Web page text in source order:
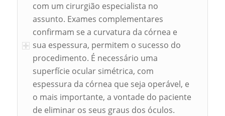
com um cirurgião especialista no
assunto. Exames complementares
confirmam se a curvatura da córnea e
sua espessura, permitem o sucesso do
procedimento. É necessário uma
superfície ocular simétrica, com
espessura da córnea que seja operável, e
o mais importante, a vontade do paciente
de eliminar os seus graus dos óculos.